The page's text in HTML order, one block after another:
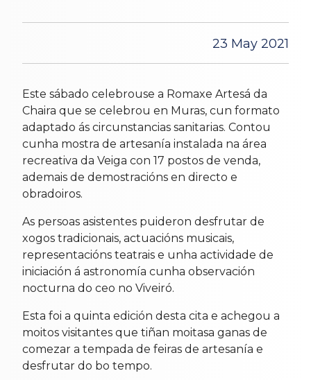
23 May 2021
Este sábado celebrouse a Romaxe Artesá da
Chaira que se celebrou en Muras, cun formato
adaptado ás circunstancias sanitarias. Contou
cunha mostra de artesanía instalada na área
recreativa da Veiga con 17 postos de venda,
ademais de demostracións en directo e
obradoiros.
As persoas asistentes puideron desfrutar de
xogos tradicionais, actuacións musicais,
representacións teatrais e unha actividade de
iniciación á astronomía cunha observación
nocturna do ceo no Viveiró.
Esta foi a quinta edición desta cita e achegou a
moitos visitantes que tiñan moitasa ganas de
comezar a tempada de feiras de artesanía e
desfrutar do bo tempo.